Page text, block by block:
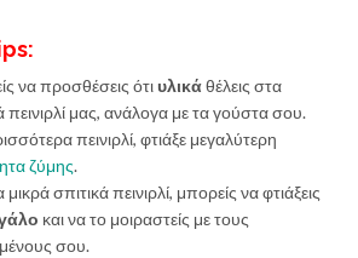
να προσθέσεις ότι υλικάθέλεις στα
πεινιρλί μας, ανάλογα με τα γούστα σου.
πεινιρλί, φτιάξε μεγαλύτερη
ζύμης.
μικρά σπιτικά πεινιρλί, μπορείς να φτιάξεις
και να το μοιραστείς με τους
σου.